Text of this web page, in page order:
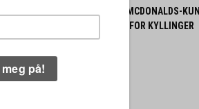
OPPMUNTRER MCDONALDS-
FRAM VELFERD FOR KYLLINGER
28. juli 2026